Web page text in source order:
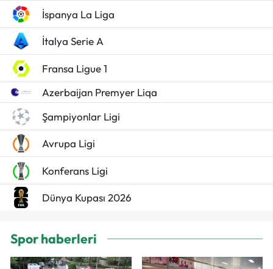
İspanya La Liga
İtalya Serie A
Fransa Ligue 1
Azerbaijan Premyer Liqa
Şampiyonlar Ligi
Avrupa Ligi
Konferans Ligi
Dünya Kupası 2026
Spor haberleri